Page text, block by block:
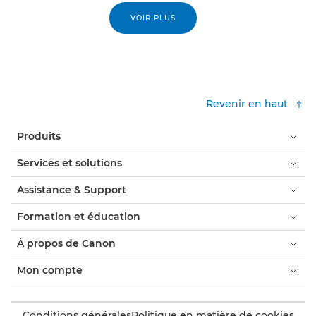
VOIR PLUS
Revenir en haut
Produits
Services et solutions
Assistance & Support
Formation et éducation
À propos de Canon
Mon compte